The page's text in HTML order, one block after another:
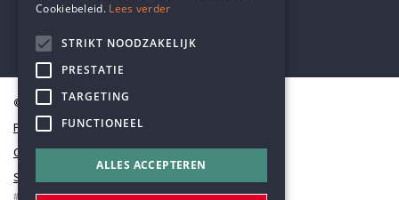
© Humanistisch Verbond 2026
Privacy
Cookiestatement
Sitemap
#codedwithlove byCodelines
Cookiebeleid. Lees verder
STRIKT NOODZAKELIJK
PRESTATIE
TARGETING
FUNCTIONEEL
ALLES ACCEPTEREN